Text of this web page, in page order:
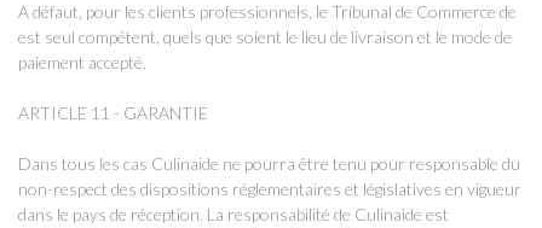
A défaut, pour les clients professionnels, le Tribunal de Commerce de
est seul compétent, quels que soient le lieu de livraison et le mode de
paiement accepté.
ARTICLE 11 - GARANTIE
Dans tous les cas Culinaide ne pourra être tenu pour responsable du
non-respect des dispositions réglementaires et législatives en vigueur
dans le pays de réception. La responsabilité de Culinaide est